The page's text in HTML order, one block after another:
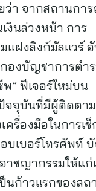
ว่า จากสถานกา
งินล่วงหน้า การ
แฝงลิงก์มัลแวร์
กองบัญชาการตำ
” ฟีเจอร์ใหม่บน
ปัจจุบันที่มีผู้ติดตาม
รื่องมือในการเช็
บเบอร์โทรศัพท์
าชญากรรมให้แก่
นก้าวแรกของสถ